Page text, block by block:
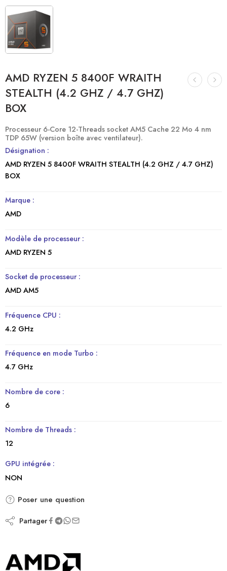
AMD RYZEN 5 8400F WRAITH
STEALTH (4.2 GHZ / 4.7 GHZ)
BOX
Processeur 6-Core 12-Threads socket AM5 Cache 22 Mo 4 nm
TDP 65W (version boîte avec ventilateur).
Désignation :
AMD RYZEN 5 8400F WRAITH STEALTH (4.2 GHZ / 4.7 GHZ)
BOX
Marque :
AMD
Modèle de processeur :
AMD RYZEN 5
Socket de processeur :
AMD AM5
Fréquence CPU :
4.2 GHz
Fréquence en mode Turbo :
4.7 GHz
Nombre de core :
6
Nombre de Threads :
12
GPU intégrée :
NON
Poser une question
Partager